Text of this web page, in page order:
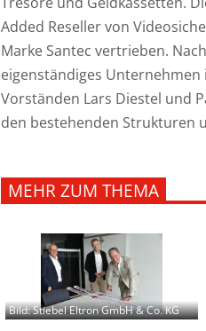
Added Reseller von
Marke Santec vertrieben.
eigenständiges
Vorständen Lars Diestel und
den bestehenden Strukturen
MEHR ZUM THEMA
Bild: Stiebel Eltron GmbH & Co. KG